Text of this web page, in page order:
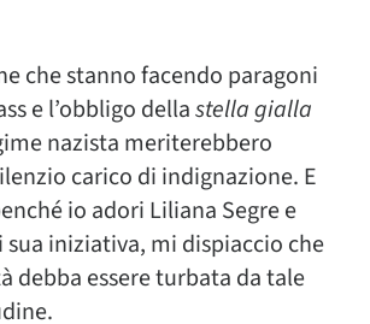
che stanno facendo paragoni
e l’obbligo dellastella gialla
nazista meriterebbero
carico di indignazione. E
io adori Liliana Segre e
iniziativa, mi dispiaccio che
debba essere turbata da tale